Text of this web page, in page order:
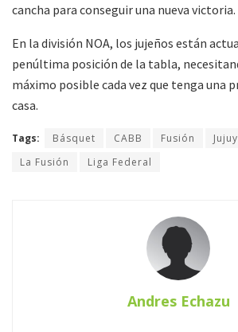
cancha para conseguir una nueva victoria.
En la división NOA, los jujeños están
penúltima posición de la tabla,
máximo posible cada vez que tenga una
casa.
Tags: Básquet CABB Fusión
La Fusión
Liga Federal
Andres Echazu